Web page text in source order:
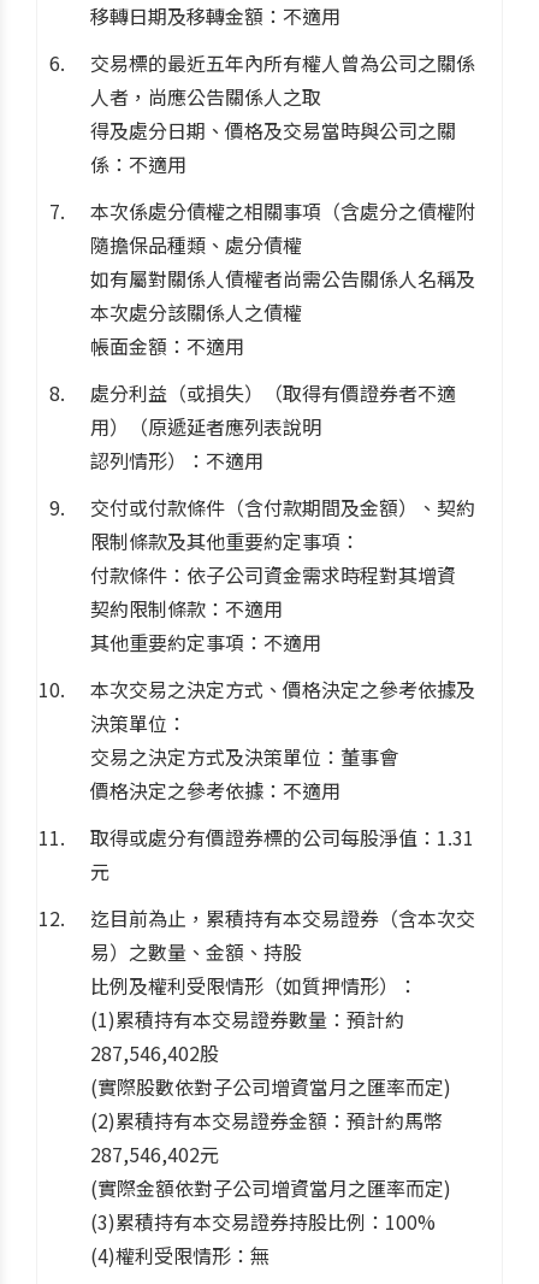
移轉日期及移轉金額：不適用
交易標的最近五年內所有權人曾為公司之關係
人者，尚應公告關係人之取
得及處分日期、價格及交易當時與公司之關
係：不適用
本次係處分債權之相關事項（含處分之債權附
隨擔保品種類、處分債權
如有屬對關係人債權者尚需公告關係人名稱及
本次處分該關係人之債權
帳面金額：不適用
處分利益（或損失）（取得有價證券者不適
用）（原遞延者應列表說明
認列情形）：不適用
交付或付款條件（含付款期間及金額）、契約
限制條款及其他重要約定事項：
付款條件：依子公司資金需求時程對其增資
契約限制條款：不適用
其他重要約定事項：不適用
本次交易之決定方式、價格決定之參考依據及
決策單位：
交易之決定方式及決策單位：董事會
價格決定之參考依據：不適用
取得或處分有價證券標的公司每股淨值：1.31
元
迄目前為止，累積持有本交易證券（含本次交
易）之數量、金額、持股
比例及權利受限情形（如質押情形）：
(1)累積持有本交易證券數量：預計約
287,546,402股
(實際股數依對子公司增資當月之匯率而定)
(2)累積持有本交易證券金額：預計約馬幣
287,546,402元
(實際金額依對子公司增資當月之匯率而定)
(3)累積持有本交易證券持股比例：100%
(4)權利受限情形：無